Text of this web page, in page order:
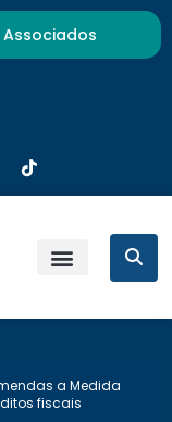
Associados
a Medida
fiscais